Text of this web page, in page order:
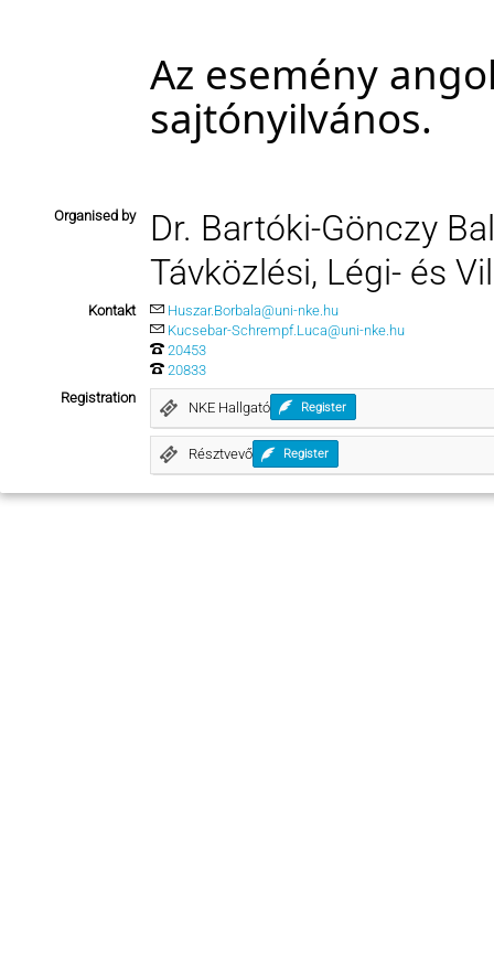
Az esemény
sajtónyilvános.
Organised by
Dr. Bartóki-Gönczy
Távközlési, Légi- és
Kontakt
Huszar.Borbala@uni-nke.hu
Kucsebar-Schrempf.Luca@uni-nke.hu
20453
20833
Registration
NKE Hallgató Register
Résztvevő Register